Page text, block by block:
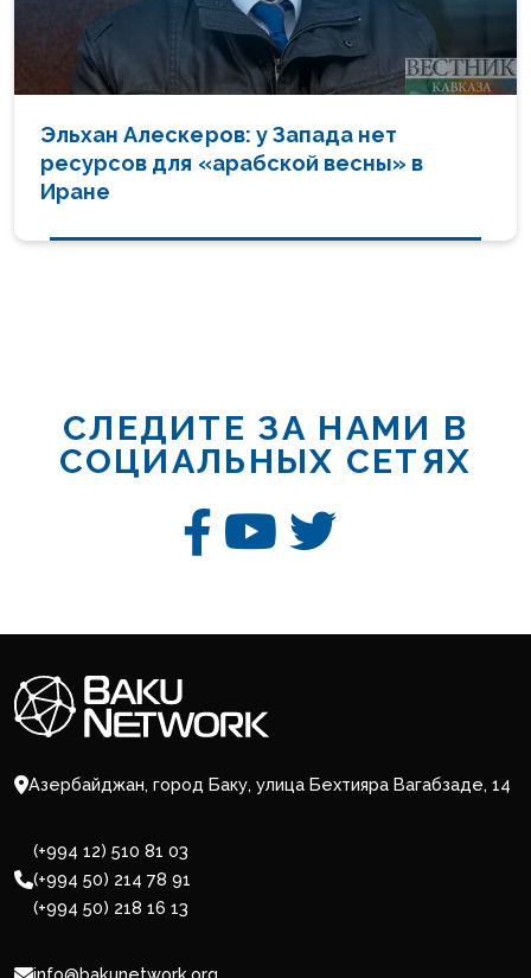
Эльхан Алескеров: у Запада нет
ресурсов для «арабской весны» в
Иране
СЛЕДИТЕ ЗА НАМИ В
СОЦИАЛЬНЫХ СЕТЯХ
Азербайджан, город Баку, улица Бехтияра Вагабзаде, 14
(+994 12) 510 81 03
(+994 50) 214 78 91
(+994 50) 218 16 13